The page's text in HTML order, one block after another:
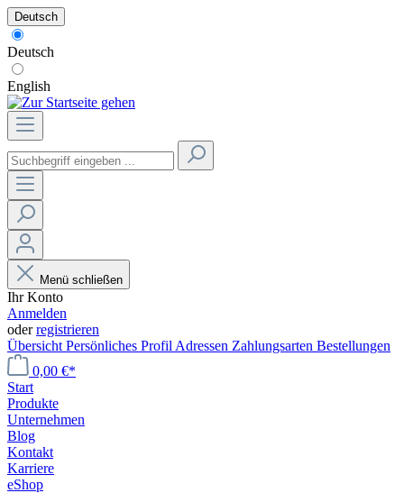
Deutsch
Deutsch
English
Menü schließen
Ihr Konto
Anmelden
oderregistrieren
Übersicht Persönliches Profil Adressen Zahlungsarten Bestellungen
0,00 €*
Start
Produkte
Unternehmen
Blog
Kontakt
Karriere
eShop